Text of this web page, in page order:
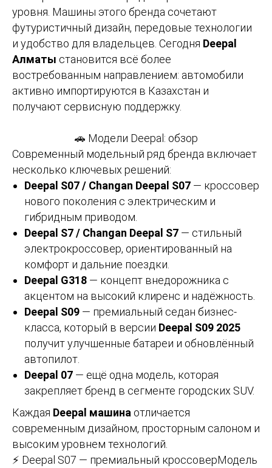
уровня. Машины этого бренда сочетают
футуристичный дизайн, передовые технологии
и удобство для владельцев. Сегодня Deepal
Алматы становится всё более
востребованным направлением: автомобили
активно импортируются в Казахстан и
получают сервисную поддержку.
🚗 Модели Deepal: обзор
Современный модельный ряд бренда включает
несколько ключевых решений:
Deepal S07 / Changan Deepal S07 — кроссовер
нового поколения с электрическим и
гибридным приводом.
Deepal S7 / Changan Deepal S7 — стильный
электрокроссовер, ориентированный на
комфорт и дальние поездки.
Deepal G318 — концепт внедорожника с
акцентом на высокий клиренс и надёжность.
Deepal S09 — премиальный седан бизнес-
класса, который в версии Deepal S09 2025
получит улучшенные батареи и обновлённый
автопилот.
Deepal 07 — ещё одна модель, которая
закрепляет бренд в сегменте городских SUV.
Каждая Deepal машина отличается
современным дизайном, просторным салоном и
высоким уровнем технологий.
⚡ Deepal S07 — премиальный кроссоверМодель